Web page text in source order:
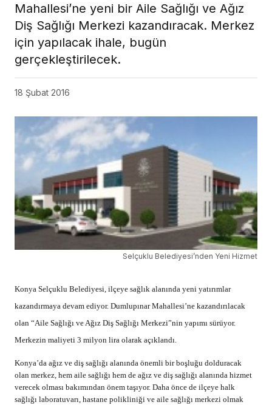
Mahallesi’ne yeni bir Aile Sağlığı ve Ağız
Diş Sağlığı Merkezi kazandıracak. Merkez
için yapılacak ihale, bugün
gerçekleştirilecek.
18 Şubat 2016
Selçuklu Belediyesi’nden Yeni Hizmet
Konya Selçuklu Belediyesi, ilçeye sağlık alanında yeni yatırımlar
kazandırmaya devam ediyor. Dumlupınar Mahallesi’ne kazandırılacak
olan “Aile Sağlığı ve Ağız Diş Sağlığı Merkezi”nin yapımı sürüyor.
Merkezin maliyeti 3 milyon lira olarak açıklandı.
Konya’da ağız ve diş sağlığı alanında önemli bir boşluğu dolduracak
olan merkez, hem aile sağlığı hem de ağız ve diş sağlığı alanında hizmet
verecek olması bakımından önem taşıyor. Daha önce de ilçeye halk
sağlığı laboratuvarı, hastane polikliniği ve aile sağlığı merkezi olmak